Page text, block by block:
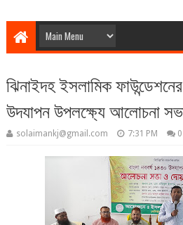
ঝিনাইদহ ইসলামিক
উদযাপন উপলক্ষ্যে আলোচনা
solaimankj@gmail.com 7:31 PM 0